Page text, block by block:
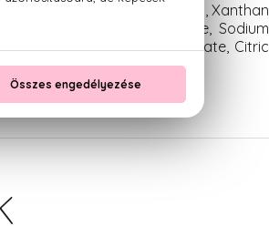
Pyrophosphate, Aroma, Xanthan
Sodium Glutamate, Sodium
10, Sodium Dehydroacetate, Citric